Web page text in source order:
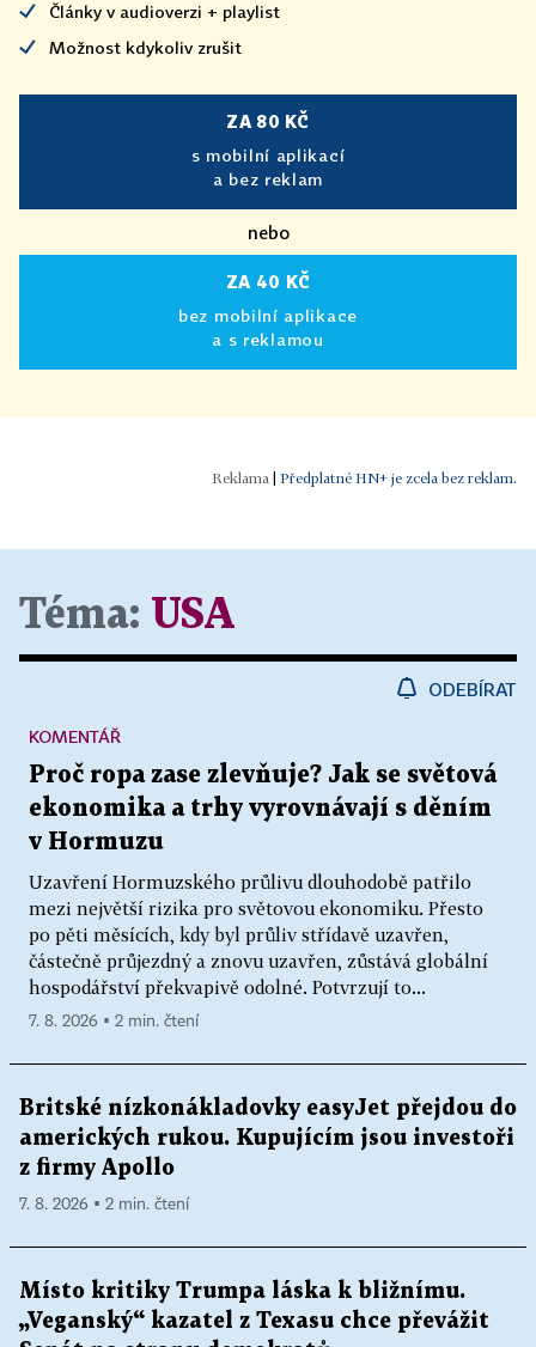
Články v audioverzi + playlist
Možnost kdykoliv zrušit
ZA 80 KČ
s mobilní aplikací
a bez reklam
nebo
ZA 40 KČ
bez mobilní aplikace
a s reklamou
Předplatné HN+ je zcela bez reklam.
Téma: USA
ODEBÍRAT
Proč ropa zase zlevňuje? Jak se světová
ekonomika a trhy vyrovnávají s děním
v Hormuzu
Uzavření Hormuzského průlivu dlouhodobě patřilo
mezi největší rizika pro světovou ekonomiku. Přesto
po pěti měsících, kdy byl průliv střídavě uzavřen,
částečně průjezdný a znovu uzavřen, zůstává globální
hospodářství překvapivě odolné. Potvrzují to...
KOMENTÁŘ
7. 8. 2026 ▪ 2 min. čtení
Britské nízkonákladovky easyJet přejdou do
amerických rukou. Kupujícím jsou investoři
z firmy Apollo
7. 8. 2026 ▪ 2 min. čtení
Místo kritiky Trumpa láska k bližnímu.
„Veganský“ kazatel z Texasu chce převážit